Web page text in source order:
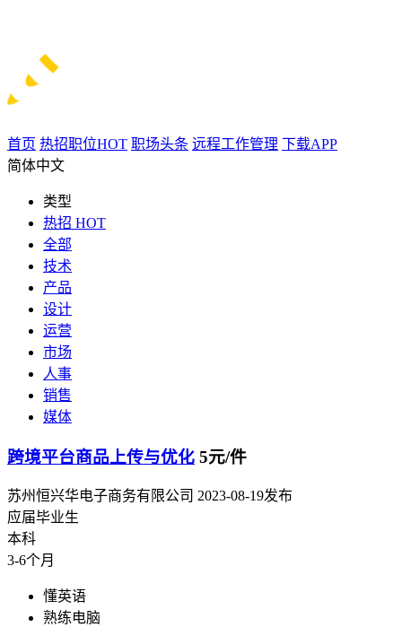
首页 热招职位HOT 职场头条 远程工作管理 下载APP
简体中文
类型
热招 HOT
全部
技术
产品
设计
运营
市场
人事
销售
媒体
跨境平台商品上传与优化 5元/件
苏州恒兴华电子商务有限公司 2023-08-19发布
应届毕业生
本科
3-6个月
懂英语
熟练电脑